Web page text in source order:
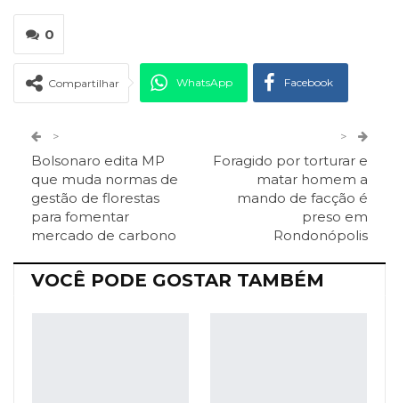
0
Compartilhar WhatsApp Facebook
Telegram
Facebook Messenger O email
>
Bolsonaro edita MP
que muda normas de
gestão de florestas
para fomentar
mercado de carbono
>
Foragido por torturar e
matar homem a
mando de facção é
preso em
Rondonópolis
VOCÊ PODE GOSTAR TAMBÉM